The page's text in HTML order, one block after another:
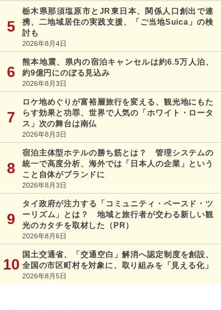
栃木県那須塩原市とJR東日本、関係人口創出で連
携、二地域居住の実践支援、「ご当地Suica」の検
討も
2026年8月4日
熊本地震、県内の宿泊キャンセルは約6.5万人泊、
約9億円にのぼる見込み
2026年8月3日
ロケ地めぐりが富裕層旅行を変える、観光地にもた
らす効果と功罪、世界で人気の「ホワイト・ロータ
ス」次の舞台は南仏
2026年8月3日
宿泊主体型ホテルの勝ち筋とは？ 管理システムの
統一で高度分析、海外では「日本人の企業」という
こと自体がブランドに
2026年8月3日
タイ政府が注力する「コミュニティ・ベースド・ツ
ーリズム」とは？ 地域と旅行者が交わる新しい観
光のカタチを取材した（PR）
2026年8月6日
国土交通省、「交通空白」解消へ認定制度を創設、
全国の市区町村を対象に、取り組みを「見える化」
2026年8月5日